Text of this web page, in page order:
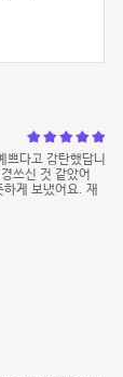
쁘다고 감탄했답니
쓰신 것 같았어
게 보냈어요. 재